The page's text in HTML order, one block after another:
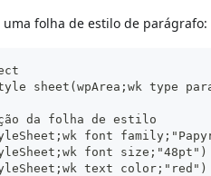
folha de estilo de parágrafo:
sheet(wpArea;wk type
da folha de estilo
font
font size;"48pt")
text color;"red")